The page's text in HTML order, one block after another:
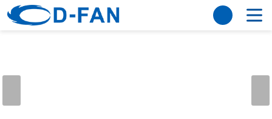
法国vs挪威